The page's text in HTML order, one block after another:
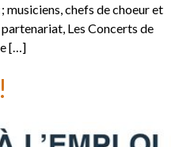
musiciens, chefs de choeur et
Les Concerts de
[…]